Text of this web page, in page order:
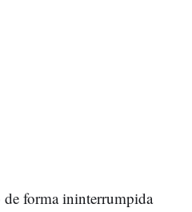
forma ininterrumpida